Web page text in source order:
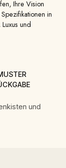
Ihre Vision
in
und
und